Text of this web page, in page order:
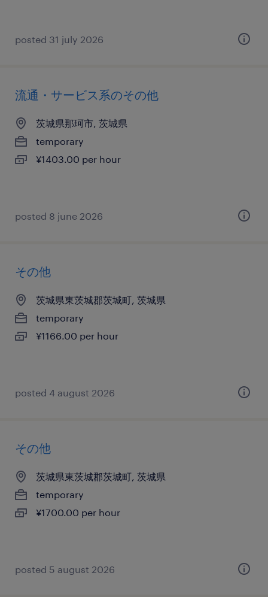
posted 31 july 2026
流通・サービス系のその他
茨城県那珂市, 茨城県
temporary
¥1403.00 per hour
posted 8 june 2026
その他
茨城県東茨城郡茨城町, 茨城県
temporary
¥1166.00 per hour
posted 4 august 2026
その他
茨城県東茨城郡茨城町, 茨城県
temporary
¥1700.00 per hour
posted 5 august 2026